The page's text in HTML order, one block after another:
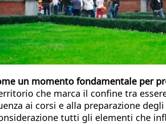
un momento fondamentale per
che marca il confine tra
ai corsi e alla preparazione
tutti gli elementi che